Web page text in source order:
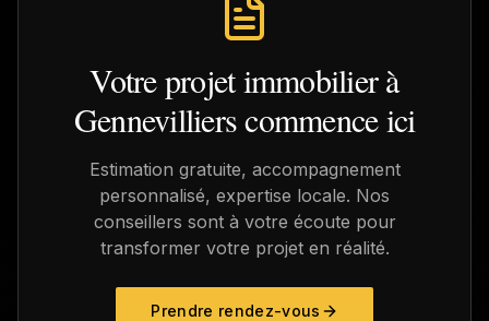
Votre projet immobilier à
Gennevillierscommence ici
Estimation gratuite, accompagnement
personnalisé, expertise locale. Nos
conseillers sont à votre écoute pour
transformer votre projet en réalité.
Prendre rendez-vous